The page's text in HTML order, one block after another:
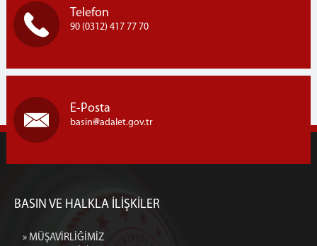
Telefon
90 (0312) 417 77 70
E-Posta
basin adalet.gov.tr
BASIN VE HALKLA İLİŞKİLER
» MÜŞAVİRLİĞİMİZ